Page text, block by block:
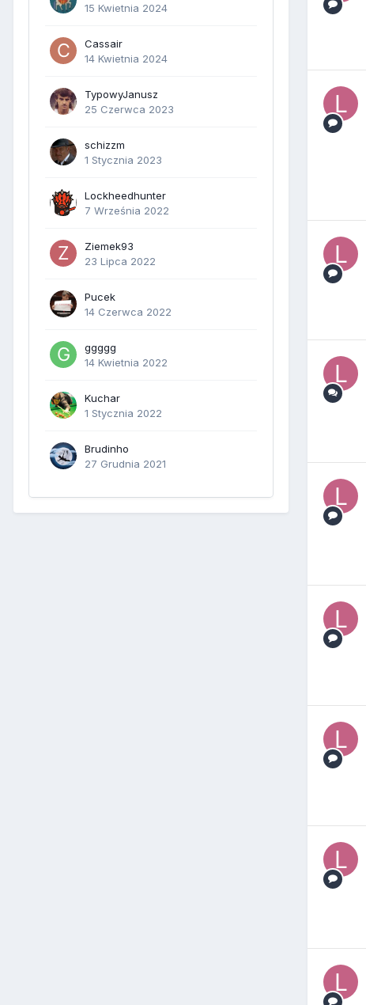
15 Kwietnia 2024
Cassair
14 Kwietnia 2024
TypowyJanusz
25 Czerwca 2023
schizzm
1 Stycznia 2023
Lockheedhunter
7 Września 2022
Ziemek93
23 Lipca 2022
Pucek
14 Czerwca 2022
ggggg
14 Kwietnia 2022
Kuchar
1 Stycznia 2022
Brudinho
27 Grudnia 2021